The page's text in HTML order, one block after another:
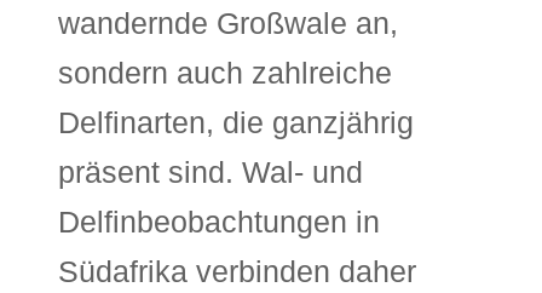
wandernde Großwale an,
sondern auch zahlreiche
Delfinarten, die ganzjährig
präsent sind. Wal- und
Delfinbeobachtungen in
Südafrika verbinden daher